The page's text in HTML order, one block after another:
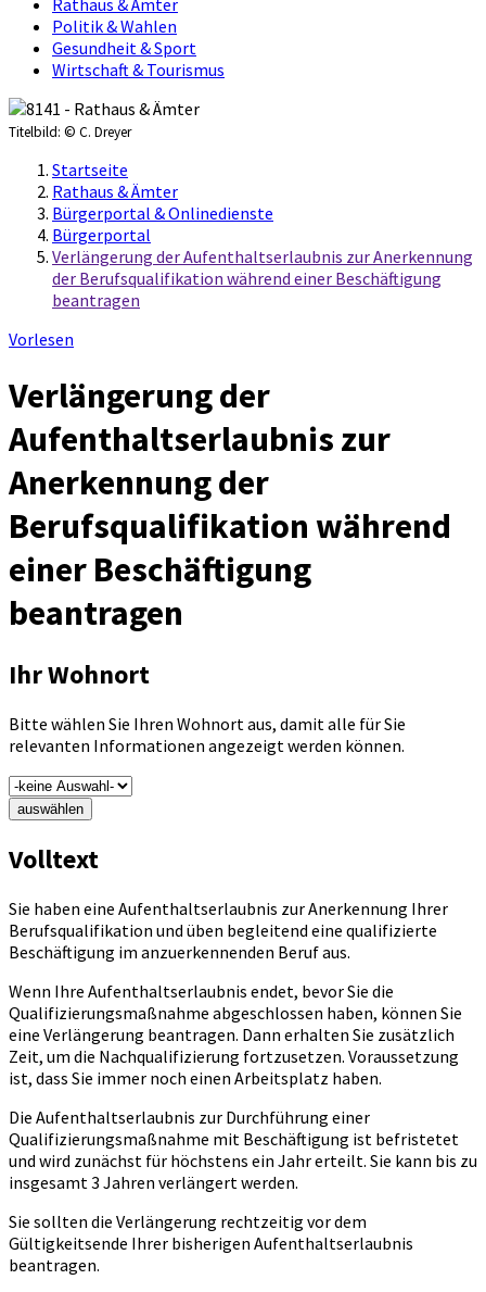
Rathaus & Ämter
Politik & Wahlen
Gesundheit & Sport
Wirtschaft & Tourismus
Titelbild: © C. Dreyer
Startseite
Rathaus & Ämter
Bürgerportal & Onlinedienste
Bürgerportal
Verlängerung der Aufenthaltserlaubnis zur Anerkennung
der Berufsqualifikation während einer Beschäftigung
beantragen
Vorlesen
Verlängerung der
Aufenthaltserlaubnis zur
Anerkennung der
Berufsqualifikation während
einer Beschäftigung
beantragen
Ihr Wohnort
Bitte wählen Sie Ihren Wohnort aus, damit alle für Sie
relevanten Informationen angezeigt werden können.
auswählen
Volltext
Sie haben eine Aufenthaltserlaubnis zur Anerkennung Ihrer
Berufsqualifikation und üben begleitend eine qualifizierte
Beschäftigung im anzuerkennenden Beruf aus.
Wenn Ihre Aufenthaltserlaubnis endet, bevor Sie die
Qualifizierungsmaßnahme abgeschlossen haben, können Sie
eine Verlängerung beantragen. Dann erhalten Sie zusätzlich
Zeit, um die Nachqualifizierung fortzusetzen. Voraussetzung
ist, dass Sie immer noch einen Arbeitsplatz haben.
Die Aufenthaltserlaubnis zur Durchführung einer
Qualifizierungsmaßnahme mit Beschäftigung ist befristetet
und wird zunächst für höchstens ein Jahr erteilt. Sie kann bis zu
insgesamt 3 Jahren verlängert werden.
Sie sollten die Verlängerung rechtzeitig vor dem
Gültigkeitsende Ihrer bisherigen Aufenthaltserlaubnis
beantragen.